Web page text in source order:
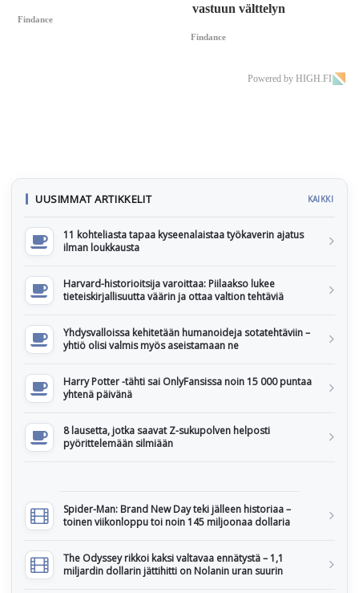
Findance
vastuun välttelyn
Findance
Powered by HIGH.FI
UUSIMMAT ARTIKKELIT KAIKKI
11 kohteliasta tapaa kyseenalaistaa työkaverin ajatus
ilman loukkausta
Harvard-historioitsija varoittaa: Piilaakso lukee
tieteiskirjallisuutta väärin ja ottaa valtion tehtäviä
Yhdysvalloissa kehitetään humanoideja sotatehtäviin –
yhtiö olisi valmis myös aseistamaan ne
Harry Potter -tähti sai OnlyFansissa noin 15 000 puntaa
yhtenä päivänä
8 lausetta, jotka saavat Z-sukupolven helposti
pyörittelemään silmiään
Spider-Man: Brand New Day teki jälleen historiaa –
toinen viikonloppu toi noin 145 miljoonaa dollaria
The Odyssey rikkoi kaksi valtavaa ennätystä – 1,1
miljardin dollarin jättihitti on Nolanin uran suurin